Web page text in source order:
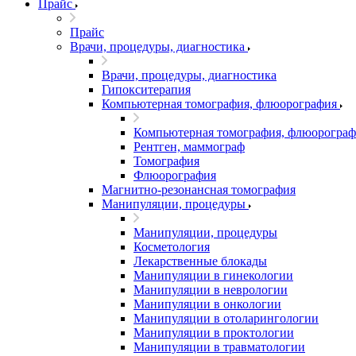
Прайс
Прайс
Врачи, процедуры, диагностика
Врачи, процедуры, диагностика
Гипокситерапия
Компьютерная томография, флюорография
Компьютерная томография,
Рентген, маммограф
Томография
Флюорография
Магнитно-резонансная томография
Манипуляции, процедуры
Манипуляции, процедуры
Косметология
Лекарственные блокады
Манипуляции в гинекологии
Манипуляции в неврологии
Манипуляции в онкологии
Манипуляции в отоларингологии
Манипуляции в проктологии
Манипуляции в травматологии